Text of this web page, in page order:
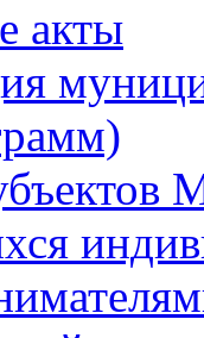
акты